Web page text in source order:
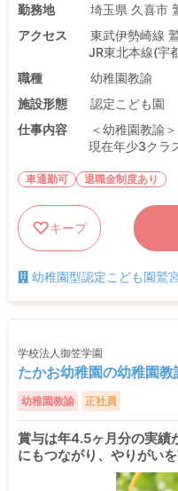
勤務地
埼玉県 久喜市
アクセス
東武伊勢崎線
JR東北本線(宇
職種
幼稚園教諭
施設形態
認定こども園
仕事内容
＜幼稚園教諭
現在年少3クラ
車通勤可 退職金制度あり
キープ
幼稚園型認定こども園鷲
学校法人御笠学園
たかお幼稚園の幼稚園教
幼稚園教諭 正社員
賞与は年4.5ヶ月分の実績
にもつながり、やりがい